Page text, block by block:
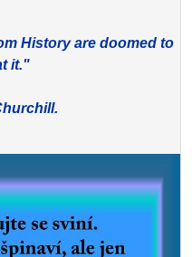
History are doomed to
it."